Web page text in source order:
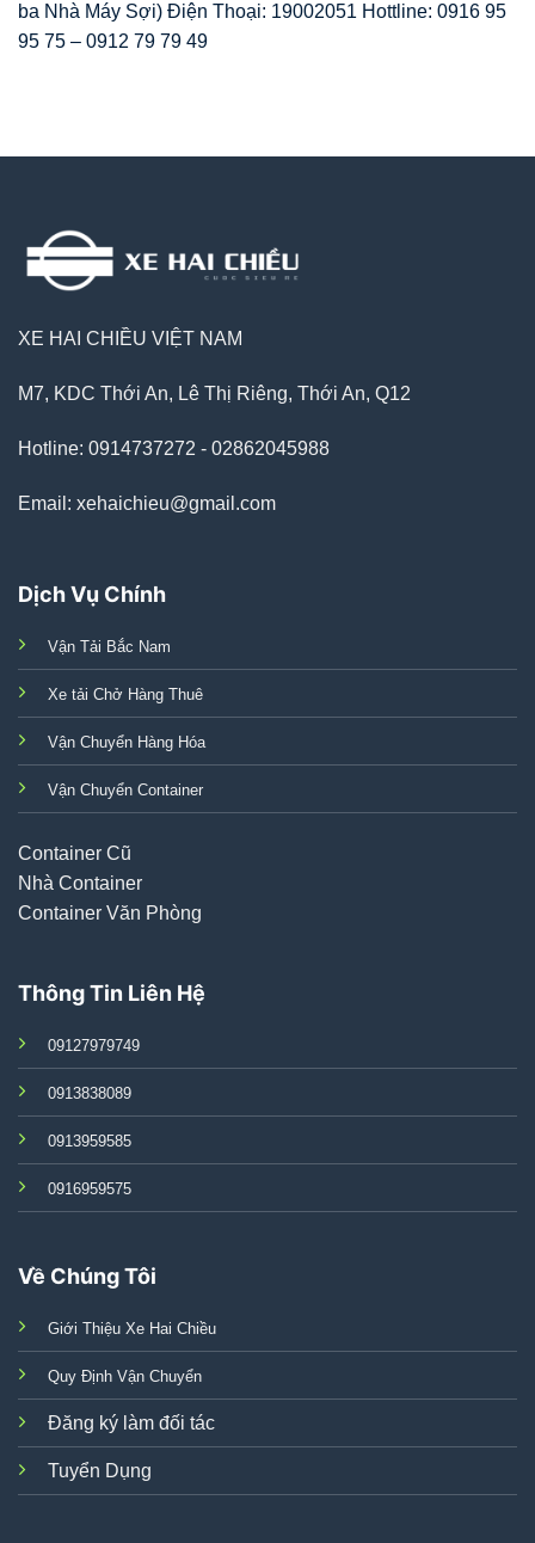
ba Nhà Máy Sợi) Điện Thoại: 19002051 Hottline: 0916 95
95 75 – 0912 79 79 49
XE HAI CHIỀU VIỆT NAM
M7, KDC Thới An, Lê Thị Riêng, Thới An, Q12
Hotline: 0914737272 - 02862045988
Email: xehaichieu@gmail.com
Dịch Vụ Chính
Vận Tải Bắc Nam
Xe tải Chở Hàng Thuê
Vận Chuyển Hàng Hóa
Vận Chuyển Container
Container Cũ
Nhà Container
Container Văn Phòng
Thông Tin Liên Hệ
09127979749
0913838089
0913959585
0916959575
Về Chúng Tôi
Giới Thiệu Xe Hai Chiều
Quy Định Vận Chuyển
Đăng ký làm đối tác
Tuyển Dụng